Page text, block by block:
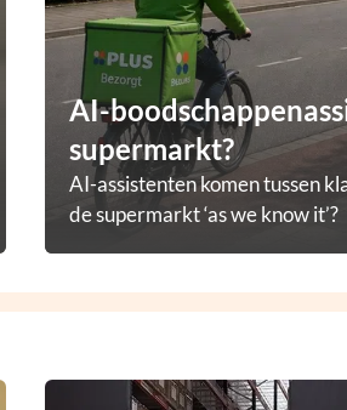
AI-
supermarkt?
AI-assistenten komen tussen
de supermarkt ‘as we know it’?